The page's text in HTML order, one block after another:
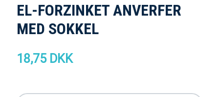
EL-FORZINKET ANVERFER
MED SOKKEL
18,75 DKK